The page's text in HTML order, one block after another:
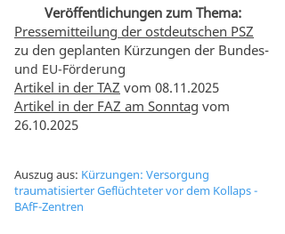
Veröffentlichungen zum Thema:
Pressemitteilung der ostdeutschen PSZ
zu den geplanten Kürzungen der Bundes-
und EU-Förderung
Artikel in der TAZ vom 08.11.2025
Artikel in der FAZ am Sonntag vom
26.10.2025
Auszug aus: Kürzungen: Versorgung
traumatisierter Geflüchteter vor dem Kollaps -
BAfF-Zentren